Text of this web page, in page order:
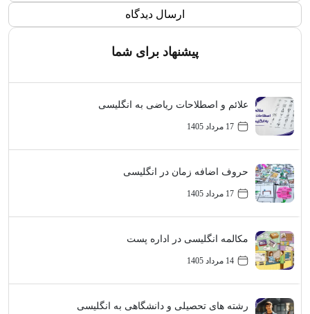
پیشنهاد برای شما
علائم و اصطلاحات ریاضی به انگلیسی
17 مرداد 1405
حروف اضافه زمان در انگلیسی
17 مرداد 1405
مکالمه انگلیسی در اداره پست
14 مرداد 1405
رشته های تحصیلی و دانشگاهی به انگلیسی